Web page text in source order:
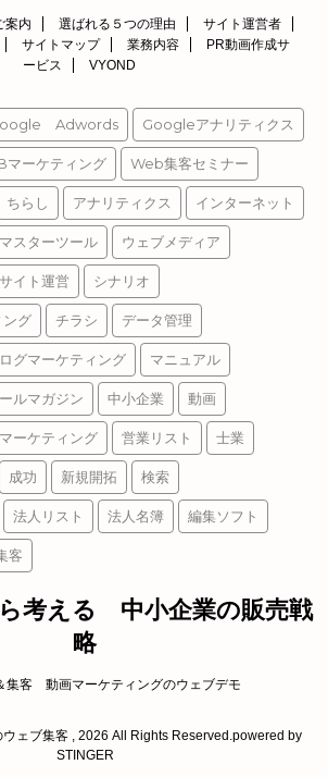
案内 選ばれる５つの理由
サイト運営者
サイトマップ 業務内容
PR動画作成サ
ービス
VYOND
Adwords Googleアナリティクス
マーケティング Web集客セミナー
ちらし アナリティクス インターネット
スターツール ウェブメディア
サイト運営 シナリオ
ング チラシ データ管理
グマーケティング マニュアル
ルマガジン 中小企業 動画
ーケティング 営業リスト 士業
成功 新規開拓 検索
法人リスト 法人名簿 編集ソフト
客
考える 中小企業の販売戦
略
集客 動画マーケティングのウェブデモ
ェブ集客 , 2026 All Rights Reserved.powered by
STINGER